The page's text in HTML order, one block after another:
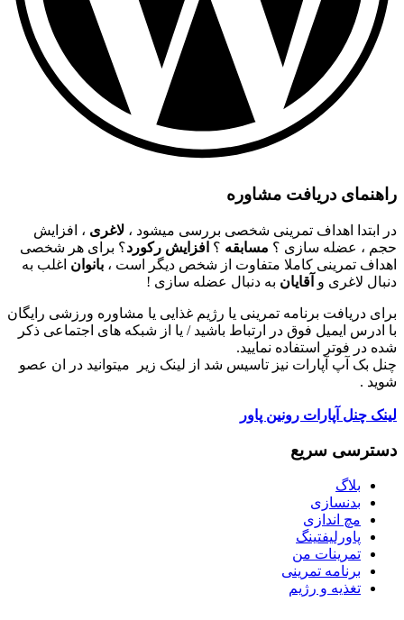
راهنمای دریافت مشاوره
در ابتدا اهداف تمرینی شخصی بررسی میشود ، لاغری ، افزایش
حجم ، عضله سازی ؟ مسابقه ؟ افزایش رکورد؟ برای هر شخصی
اهداف تمرینی کاملا متفاوت از شخص دیگر است ، بانوان اغلب به
دنبال لاغری و آقایان به دنبال عضله سازی !
برای دریافت برنامه تمرینی یا رژیم غذایی یا مشاوره ورزشی رایگان
با ادرس ایمیل فوق در ارتباط باشید / یا از شبکه های اجتماعی ذکر
شده در فوتر استفاده نمایید.
چنل بک آپ آپارات نیز تاسیس شد از لینک زیر میتوانید در ان عصو
شوید .
لینک چنل آپارات رونین پاور
دسترسی سریع
بلاگ
بدنسازی
مچ اندازی
پاورلیفتینگ
تمرینات من
برنامه تمرینی
تغذیه و رژیم